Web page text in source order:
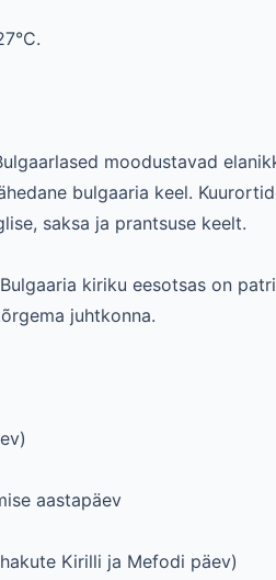
moodustavad
bulgaaria keel.
saksa ja prantsuse keelt.
kiriku eesotsas on
juhtkonna.
aastapäev
Kirilli ja Mefodi päev)